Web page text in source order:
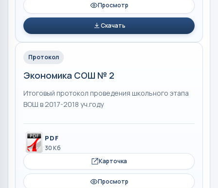
Просмотр
Скачать
Протокол
Экономика СОШ № 2
Итоговый протокол проведения школьного этапа
ВОШ в 2017-2018 уч.году
PDF
30 Кб
Карточка
Просмотр